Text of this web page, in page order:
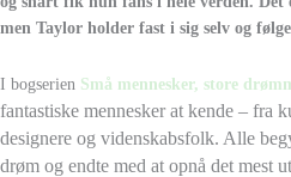
men Taylor holder fast i sig selv og
I bogserien Små mennesker, store
fantastiske mennesker at kende – fra
designere og videnskabsfolk. Alle
drøm og endte med at opnå det mest